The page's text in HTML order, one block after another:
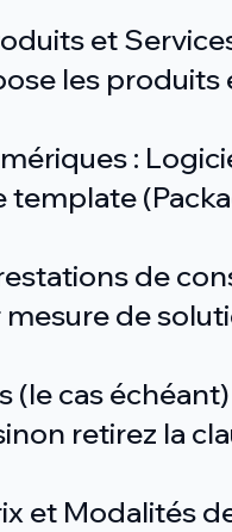
et
les produits
:
de
de
(le cas
retirez la
et Modalités